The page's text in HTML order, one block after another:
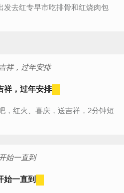
发去红专早市吃排骨和红烧肉包
祥，过年安排
，红火、喜庆，送吉祥，2分钟短
始一直到